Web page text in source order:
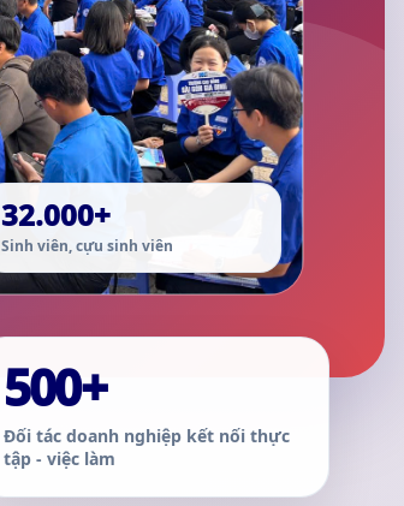
32.000+
Sinh viên, cựu sinh viên
500+
Đối tác doanh nghiệp kết nối thực
tập - việc làm